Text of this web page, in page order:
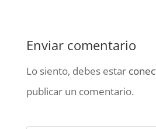
Enviar comentario
Lo siento, debes estar
publicar un comentario.